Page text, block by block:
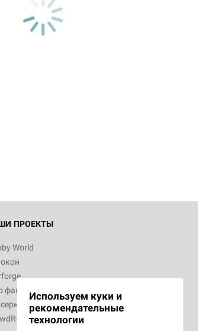
ПРОЕКТЫ
World
фантастикиИспользуем куки и
рекомендательные
технологии